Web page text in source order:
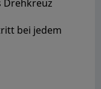
Drehkreuz
bei jedem